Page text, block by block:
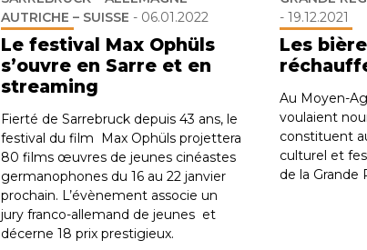
AUTRICHE – SUISSE - 06.01.2022
Le festival Max Ophüls
s’ouvre en Sarre et en
streaming
Fierté de Sarrebruck depuis 43 ans, le
festival du film Max Ophüls projettera
80 films œuvres de jeunes cinéastes
germanophones du 16 au 22 janvier
prochain. L’évènement associe un
jury franco-allemand de jeunes et
décerne 18 prix prestigieux.
- 19.12.2021
Les
Au Moyen-
voulaient
constituent
culturel et
de la Grande